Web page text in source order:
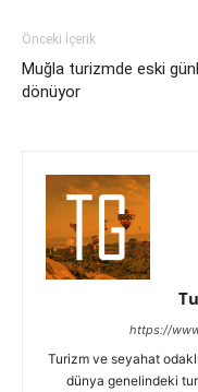
Önceki İçerik
Muğla turizmde eski
dönüyor
https://
Turizm ve seyahat
dünya genelindeki